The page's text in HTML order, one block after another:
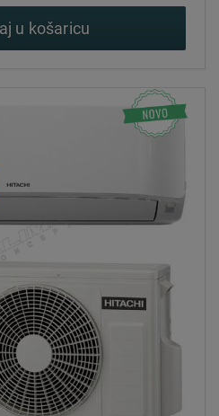
temperature i vlažnosti te
putem mobilnih aplikacija.
imaju moderan i privlačan
interijere. Tanke unutarnje
jedinice pružaju estetski ugodan
split klima uređaja:
učinkovitost:
pružaju visoku energetsku
potrošnjom energije i
za energiju.
uređaji omogućuju precizno
ventilacije, pružajući ugodno
tijekom cijele godine.
filtracije zraka:
u košaricu